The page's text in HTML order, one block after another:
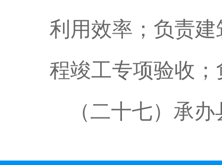
利用效率；负责
程竣工专项验收
（二十七）承